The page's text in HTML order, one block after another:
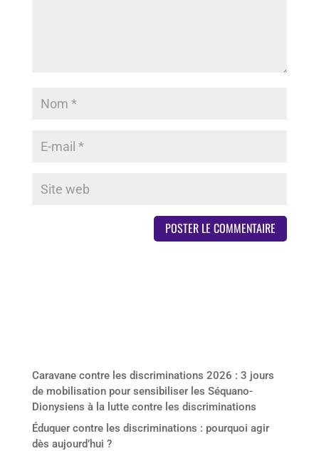
Caravane contre les discriminations 2026 : 3 jours
de mobilisation pour sensibiliser les Séquano-
Dionysiens à la lutte contre les discriminations
Éduquer contre les discriminations : pourquoi agir
dès aujourd’hui ?